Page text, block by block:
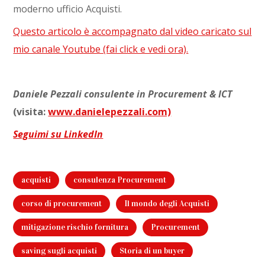
moderno ufficio Acquisti.
Questo articolo è accompagnato dal video caricato sul
mio canale Youtube (fai click e vedi ora).
Daniele Pezzali consulente in Procurement & ICT
(visita:www.danielepezzali.com)
Seguimi su LinkedIn
acquisti consulenza Procurement
corso di procurement Il mondo degli Acquisti
mitigazione rischio fornitura Procurement
saving sugli acquisti Storia di un buyer